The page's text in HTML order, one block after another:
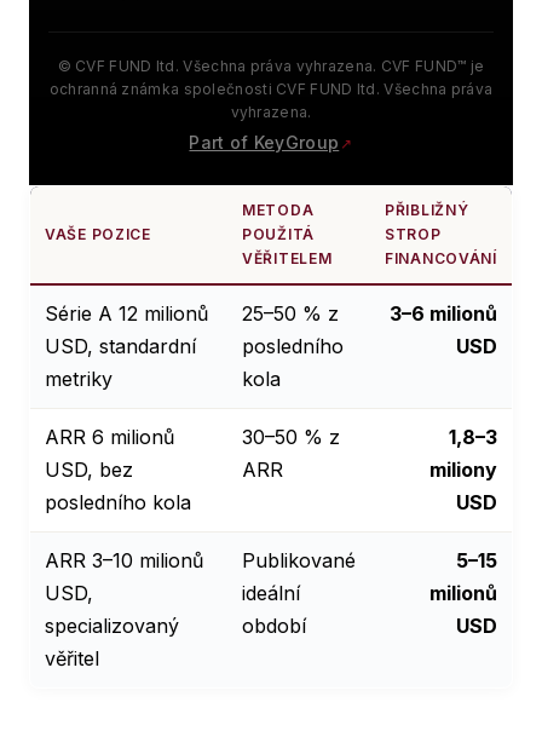
© CVF FUND ltd. Všechna práva vyhrazena. CVF FUND™ je
ochranná známka společnosti CVF FUND ltd. Všechna práva
vyhrazena.
Part of KeyGroup
VAŠE POZICE
METODA
POUŽITÁ
VĚŘITELEM
PŘIBLIŽNÝ
STROP
FINANCOVÁNÍ
Série A 12 milionů
USD, standardní
metriky
25–50 % z
posledního
kola
3–6 milionů
USD
ARR 6 milionů
USD, bez
posledního kola
30–50 % z
ARR
1,8–3
miliony
USD
ARR 3–10 milionů
USD,
specializovaný
věřitel
Publikované
ideální
období
5–15
milionů
USD